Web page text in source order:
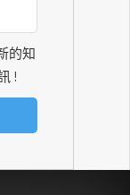
的知
!